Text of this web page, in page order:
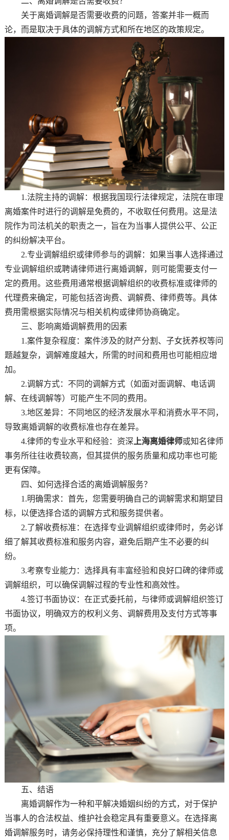
关于离婚调解是否需要收费的问题，答案并非一概而
论，而是取决于具体的调解方式和所在地区的政策规定。
1.法院主持的调解：根据我国现行法律规定，法院在审理
离婚案件时进行的调解是免费的，不收取任何费用。这是法
院作为司法机关的职责之一，旨在为当事人提供公平、公正
的纠纷解决平台。
2.专业调解组织或律师参与的调解：如果当事人选择通过
专业调解组织或聘请律师进行离婚调解，则可能需要支付一
定的费用。这些费用通常根据调解组织的收费标准或律师的
代理费来确定，可能包括咨询费、调解费、律师费等。具体
费用需根据实际情况与相关机构或律师协商确定。
三、影响离婚调解费用的因素
1.案件复杂程度：案件涉及的财产分割、子女抚养权等问
题越复杂，调解难度越大，所需的时间和费用也可能相应增
加。
2.调解方式：不同的调解方式（如面对面调解、电话调
解、在线调解等）可能产生不同的费用。
3.地区差异：不同地区的经济发展水平和消费水平不同，
导致离婚调解的收费标准也存在差异。
4.律师的专业水平和经验：资深 上海离婚律师或知名律师
事务所往往收费较高，但其提供的服务质量和成功率也可能
更有保障。
四、如何选择合适的离婚调解服务？
1.明确需求：首先，您需要明确自己的调解需求和期望目
标，以便选择合适的调解方式和服务提供者。
2.了解收费标准：在选择专业调解组织或律师时，务必详
细了解其收费标准和服务内容，避免后期产生不必要的纠
纷。
3.考察专业能力：选择具有丰富经验和良好口碑的律师或
调解组织，可以确保调解过程的专业性和高效性。
4.签订书面协议：在正式委托前，与律师或调解组织签订
书面协议，明确双方的权利义务、调解费用及支付方式等事
项。
五、结语
离婚调解作为一种和平解决婚姻纠纷的方式，对于保护
当事人的合法权益、维护社会稳定具有重要意义。在选择离
婚调解服务时，请务必保持理性和谨慎，充分了解相关信息